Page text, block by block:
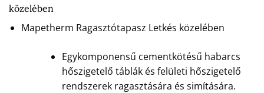
közelében
Mapetherm Ragasztótapasz Letkés közelében
Egykomponensű cementkötésű habarcs
hőszigetelő táblák és felületi hőszigetelő
rendszerek ragasztására és simítására.